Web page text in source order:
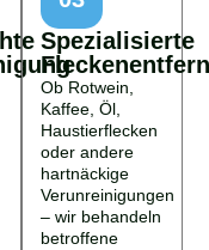
Spezialisierte
Ob Rotwein,
Kaffee, Öl,
Haustierflecken
oder andere
hartnäckige
Verunreinigungen
– wir behandeln
betroffene